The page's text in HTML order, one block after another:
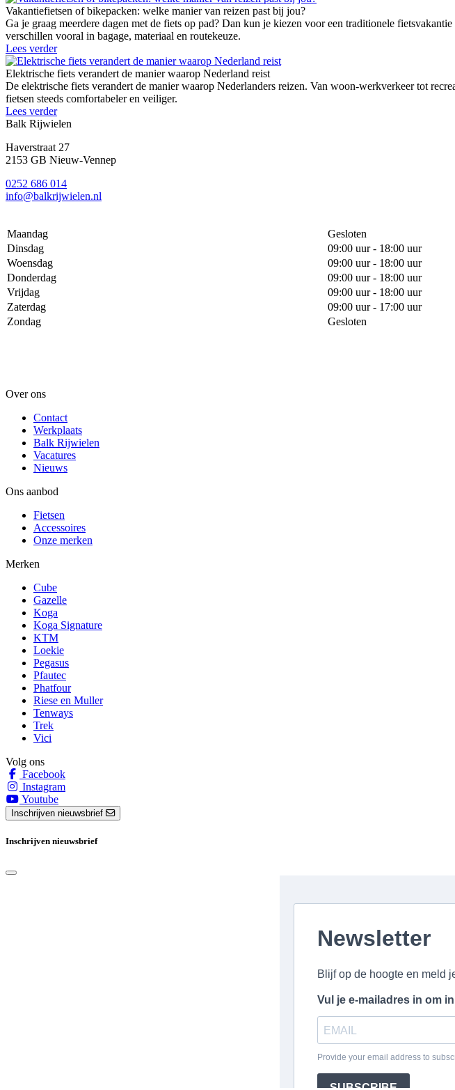
Vakantiefietsen of bikepacken: welke manier van reizen past bij jou?
Ga je graag meerdere dagen met de fiets op pad? Dan kun je kiezen voor een traditionele
verschillen vooral in bagage, materiaal en routekeuze.
Lees verder
Elektrische fiets verandert de manier waarop Nederland reist
De elektrische fiets verandert de manier waarop Nederlanders reizen. Van woon-werkverkeer tot
fietsen steeds comfortabeler en veiliger.
Lees verder
Balk Rijwielen
Haverstraat 27
2153 GB Nieuw-Vennep
0252 686 014
info@balkrijwielen.nl
Maandag
Gesloten
Dinsdag
09:00 uur - 18:00 uur
Woensdag
09:00 uur - 18:00 uur
Donderdag
09:00 uur - 18:00 uur
Vrijdag
09:00 uur - 18:00 uur
Zaterdag
09:00 uur - 17:00 uur
Zondag
Gesloten
Over ons
Contact
Werkplaats
Balk Rijwielen
Vacatures
Nieuws
Ons aanbod
Fietsen
Accessoires
Onze merken
Merken
Cube
Gazelle
Koga
Koga Signature
KTM
Loekie
Pegasus
Pfautec
Phatfour
Riese en Muller
Tenways
Trek
Vici
Volg ons
Facebook
Instagram
Youtube
Inschrijven nieuwsbrief
Inschrijven nieuwsbrief